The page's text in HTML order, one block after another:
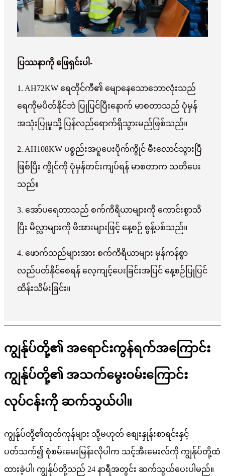
ပြဿနာကို ဖြေရှင်းပါ-
1. AH72KW ရေတိုင်ကီ၏ မျောနေသောဘောလုံးသည်
ရေကိုမပိတ်နိုင်ဘဲ ပြုပြင်ပြီးနောက် မာစတာသည် ပုံမှန်
အသုံးပြုမှုသို့ ပြန်လည်ရောက်ရှိသွားမည်ဖြစ်သည်။
2. AH108KW ပစ္စည်းအပူပေးပိုက်ကွိုင် မီးလောင်သွားပြီ
ဖြစ်ပြီး ကွိုင်ကို ပုံမှန်တင်းကျပ်ရန် မာစတာက သတိပေး
သည်။
3. အော်ပရေတာသည် စက်ကိရိယာများကို ကောင်းစွာသိ
ပြီး မိလ္လာများကို ဖိအားများဖြင့် နေ့စဉ် စွန့်ပစ်သည်။
4. ဖောက်သည်များအား စက်ကိရိယာများ မှန်ကန်စွာ
လည်ပတ်နိုင်စေရန် လေ့ကျင့်ပေးခြင်းအပြင် နေ့စဉ်ပြုပြင်
ထိန်းသိမ်းခြင်း။
ကျွန်ုပ်တို့၏ အရောင်းကွန်ရက်အကြောင်း
ကျွန်ုပ်တို့၏ အသက်မွေးဝမ်းကြောင်း
လုပ်ငန်းကို ဆက်သွယ်ပါ။
ကျွန်ုပ်တို့၏ထုတ်ကုန်များ သို့မဟုတ် စျေးနှုန်းစာရင်းနှင့်
ပတ်သက်၍ စုံစမ်းမေးမြန်းလိုပါက သင့်အီးမေးလ်ကို ကျွန်ုပ်တို့ထံ
ထားခဲ့ပါ၊ ကျွန်ုပ်တို့သည် 24 နာရီအတွင်း ဆက်သွယ်ပေးပါမည်။